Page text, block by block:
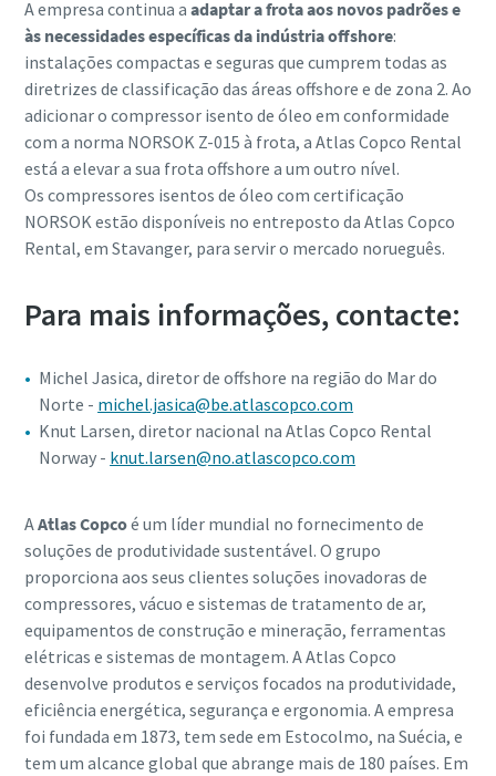
A empresa continua a adaptar a frota aos novos padrões e
às necessidades específicas da indústria offshore:
instalações compactas e seguras que cumprem todas as
diretrizes de classificação das áreas offshore e de zona 2. Ao
adicionar o compressor isento de óleo em conformidade
com a norma NORSOK Z-015 à frota, a Atlas Copco Rental
está a elevar a sua frota offshore a um outro nível.
Os compressores isentos de óleo com certificação
NORSOK estão disponíveis no entreposto da Atlas Copco
Rental, em Stavanger, para servir o mercado norueguês.
Para mais informações, contacte:
Michel Jasica, diretor de offshore na região do Mar do
Norte - michel.jasica@be.atlascopco.com
Knut Larsen, diretor nacional na Atlas Copco Rental
Norway - knut.larsen@no.atlascopco.com
AAtlas Copcoé um líder mundial no fornecimento de
soluções de produtividade sustentável. O grupo
proporciona aos seus clientes soluções inovadoras de
compressores, vácuo e sistemas de tratamento de ar,
equipamentos de construção e mineração, ferramentas
elétricas e sistemas de montagem. A Atlas Copco
desenvolve produtos e serviços focados na produtividade,
eficiência energética, segurança e ergonomia. A empresa
foi fundada em 1873, tem sede em Estocolmo, na Suécia, e
tem um alcance global que abrange mais de 180 países. Em